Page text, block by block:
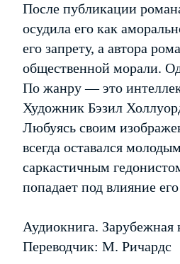
После публикации
осудила его как
его запрету, а автора
общественной морали.
По жанру — это
Художник Бэзил
Любуясь своим
всегда оставался
саркастичным
попадает под влияние
Аудиокнига. Зарубежная
Переводчик: М. Ричардс